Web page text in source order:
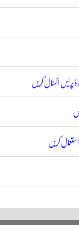
انسٹال کریں
کریں